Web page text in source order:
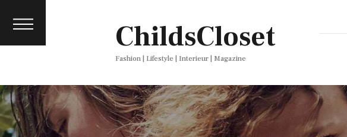
ChildsCloset
Fashion | Lifestyle | Interieur | Magazine